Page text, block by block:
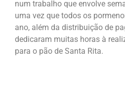
num trabalho que envolve
uma vez que todos os
ano, além da distribuição de
dedicaram muitas horas à
para o pão de Santa Rita.